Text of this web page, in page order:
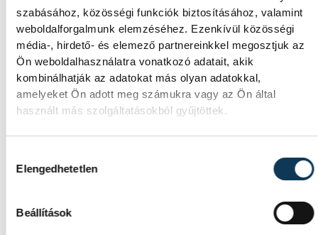
szabásához, közösségi funkciók biztosításához, valamint
weboldalforgalmunk elemzéséhez. Ezenkívül közösségi
média-, hirdető- és elemező partnereinkkel megosztjuk az
Ön weboldalhasználatra vonatkozó adatait, akik
kombinálhatják az adatokat más olyan adatokkal,
amelyeket Ön adott meg számukra vagy az Ön által
használt más szolgáltatásokból gyűjtöttek.
Elengedhetetlen
Beállítások